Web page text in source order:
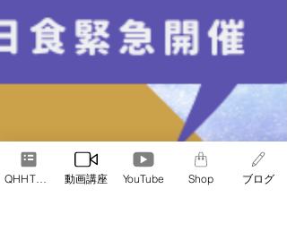
QHHT予約 動画講座 YouTube Shop ブログ